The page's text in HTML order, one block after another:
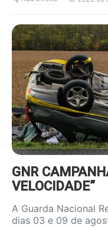
https://
content/uploads/
800x600.jpg
GNR
VELOCIDADE”
A Guarda Nacional
dias 03 e 09 de